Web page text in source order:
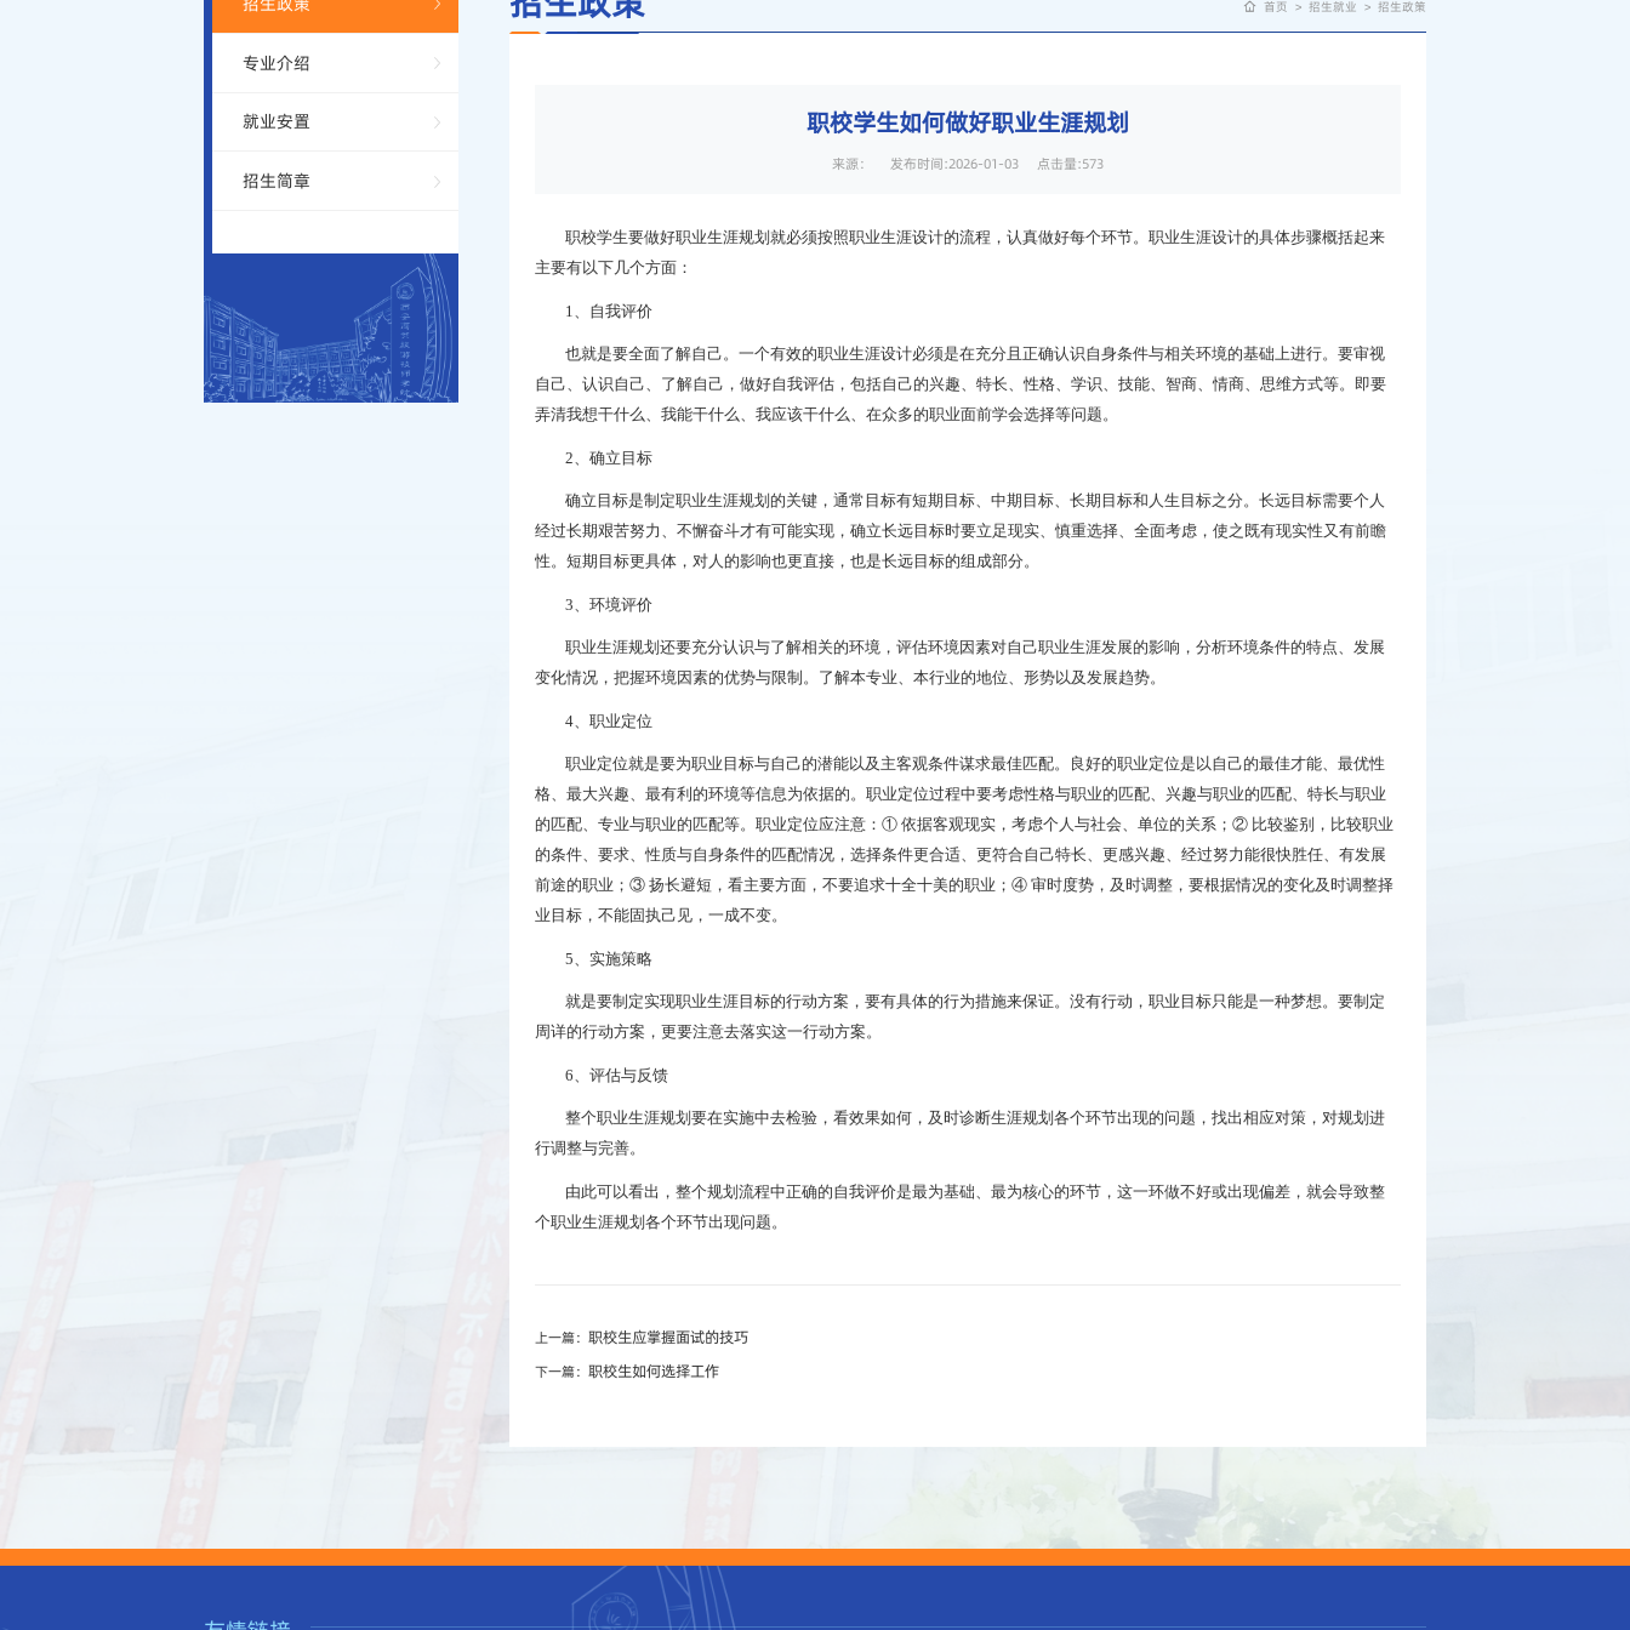
专业介绍
就业安置
招生简章
首页 > 招生就业 > 招生政策
职校学生如何做好职业生涯规划
来源： 发布时间:2026-01-03 点击量:573
职校学生要做好职业生涯规划就必须按照职业生涯设计的流程，认真做好每个环节。职业生涯设计的具体步骤概括起来
主要有以下几个方面：
1、自我评价
也就是要全面了解自己。一个有效的职业生涯设计必须是在充分且正确认识自身条件与相关环境的基础上进行。要审视
自己、认识自己、了解自己，做好自我评估，包括自己的兴趣、特长、性格、学识、技能、智商、情商、思维方式等。即要
弄清我想干什么、我能干什么、我应该干什么、在众多的职业面前学会选择等问题。
2、确立目标
确立目标是制定职业生涯规划的关键，通常目标有短期目标、中期目标、长期目标和人生目标之分。长远目标需要个人
经过长期艰苦努力、不懈奋斗才有可能实现，确立长远目标时要立足现实、慎重选择、全面考虑，使之既有现实性又有前瞻
性。短期目标更具体，对人的影响也更直接，也是长远目标的组成部分。
3、环境评价
职业生涯规划还要充分认识与了解相关的环境，评估环境因素对自己职业生涯发展的影响，分析环境条件的特点、发展
变化情况，把握环境因素的优势与限制。了解本专业、本行业的地位、形势以及发展趋势。
4、职业定位
职业定位就是要为职业目标与自己的潜能以及主客观条件谋求最佳匹配。良好的职业定位是以自己的最佳才能、最优性
格、最大兴趣、最有利的环境等信息为依据的。职业定位过程中要考虑性格与职业的匹配、兴趣与职业的匹配、特长与职业
的匹配、专业与职业的匹配等。职业定位应注意：① 依据客观现实，考虑个人与社会、单位的关系；② 比较鉴别，比较职业
的条件、要求、性质与自身条件的匹配情况，选择条件更合适、更符合自己特长、更感兴趣、经过努力能很快胜任、有发展
前途的职业；③ 扬长避短，看主要方面，不要追求十全十美的职业；④ 审时度势，及时调整，要根据情况的变化及时调整择
业目标，不能固执己见，一成不变。
5、实施策略
就是要制定实现职业生涯目标的行动方案，要有具体的行为措施来保证。没有行动，职业目标只能是一种梦想。要制定
周详的行动方案，更要注意去落实这一行动方案。
6、评估与反馈
整个职业生涯规划要在实施中去检验，看效果如何，及时诊断生涯规划各个环节出现的问题，找出相应对策，对规划进
行调整与完善。
由此可以看出，整个规划流程中正确的自我评价是最为基础、最为核心的环节，这一环做不好或出现偏差，就会导致整
个职业生涯规划各个环节出现问题。
上一篇： 职校生应掌握面试的技巧
下一篇： 职校生如何选择工作